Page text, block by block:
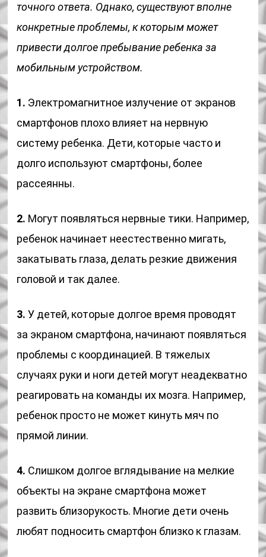
точного ответа. Однако, существуют вполне
конкретные проблемы, к которым может
привести долгое пребывание ребенка за
мобильным устройством.
1. Электромагнитное излучение от экранов
смартфонов плохо влияет на нервную
систему ребенка. Дети, которые часто и
долго используют смартфоны, более
рассеянны.
2. Могут появляться нервные тики. Например,
ребенок начинает неестественно мигать,
закатывать глаза, делать резкие движения
головой и так далее.
3. У детей, которые долгое время проводят
за экраном смартфона, начинают появляться
проблемы с координацией. В тяжелых
случаях руки и ноги детей могут неадекватно
реагировать на команды их мозга. Например,
ребенок просто не может кинуть мяч по
прямой линии.
4. Слишком долгое вглядывание на мелкие
объекты на экране смартфона может
развить близорукость. Многие дети очень
любят подносить смартфон близко к глазам.